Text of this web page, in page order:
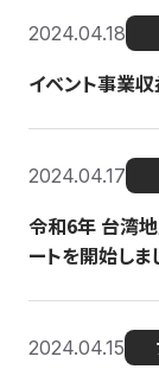
2024.04.18
イベント事業
2024.04.17
令和6年 台湾
ートを開始しま
2024.04.15